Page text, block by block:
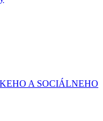
A SOCIÁLNEHO